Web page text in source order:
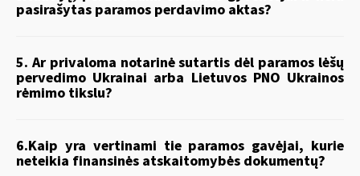
pasirašytas paramos perdavimo aktas?
5. Ar privaloma notarinė sutartis dėl paramos lėšų
pervedimo Ukrainai arba Lietuvos PNO Ukrainos
rėmimo tikslu?
6.Kaip yra vertinami tie paramos gavėjai, kurie
neteikia finansinės atskaitomybės dokumentų?